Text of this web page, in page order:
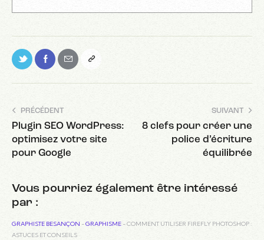
PRÉCÉDENT
Plugin SEO WordPress:
optimisez votre site
pour Google
SUIVANT
8 clefs pour créer une
police d’écriture
équilibrée
Vous pourriez également être intéressé
par :
GRAPHISTE BESANÇON -GRAPHISME -COMMENT UTILISER FIREFLY PHOTOSHOP :
ASTUCES ET CONSEILS